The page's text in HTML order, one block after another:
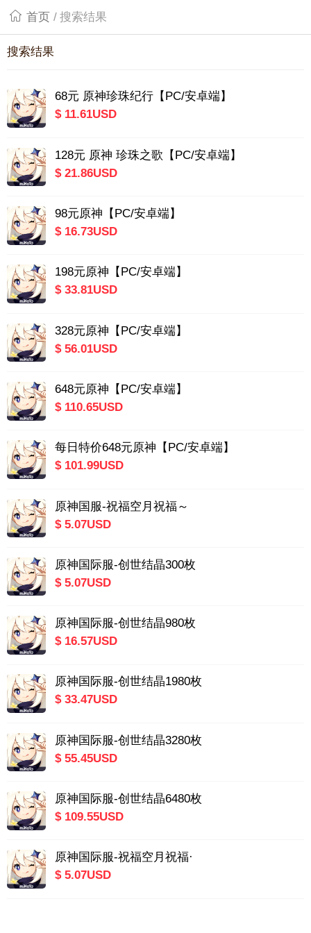
首页 / 搜索结果
搜索结果
68元 原神珍珠纪行【PC/安卓端】
$ 11.61USD
128元 原神 珍珠之歌【PC/安卓端】
$ 21.86USD
98元原神【PC/安卓端】
$ 16.73USD
198元原神【PC/安卓端】
$ 33.81USD
328元原神【PC/安卓端】
$ 56.01USD
648元原神【PC/安卓端】
$ 110.65USD
每日特价648元原神【PC/安卓端】
$ 101.99USD
原神国服-祝福空月祝福～
$ 5.07USD
原神国际服-创世结晶300枚
$ 5.07USD
原神国际服-创世结晶980枚
$ 16.57USD
原神国际服-创世结晶1980枚
$ 33.47USD
原神国际服-创世结晶3280枚
$ 55.45USD
原神国际服-创世结晶6480枚
$ 109.55USD
原神国际服-祝福空月祝福·
$ 5.07USD